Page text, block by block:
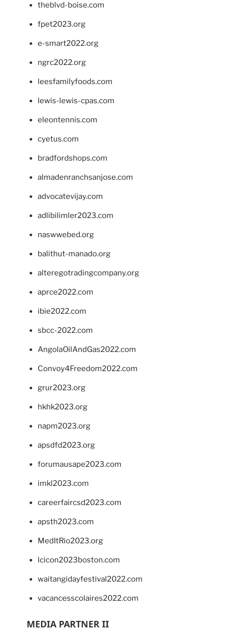
theblvd-boise.com
fpet2023.org
e-smart2022.org
ngrc2022.org
leesfamilyfoods.com
lewis-lewis-cpas.com
eleontennis.com
cyetus.com
bradfordshops.com
almadenranchsanjose.com
advocatevijay.com
adlibilimler2023.com
naswwebed.org
balithut-manado.org
alteregotradingcompany.org
aprce2022.com
ibie2022.com
sbcc-2022.com
AngolaOilAndGas2022.com
Convoy4Freedom2022.com
grur2023.org
hkhk2023.org
napm2023.org
apsdfd2023.org
forumausape2023.com
imkl2023.com
careerfaircsd2023.com
apsth2023.com
MedItRio2023.org
lcicon2023boston.com
waitangidayfestival2022.com
vacancesscolaires2022.com
MEDIA PARTNER II